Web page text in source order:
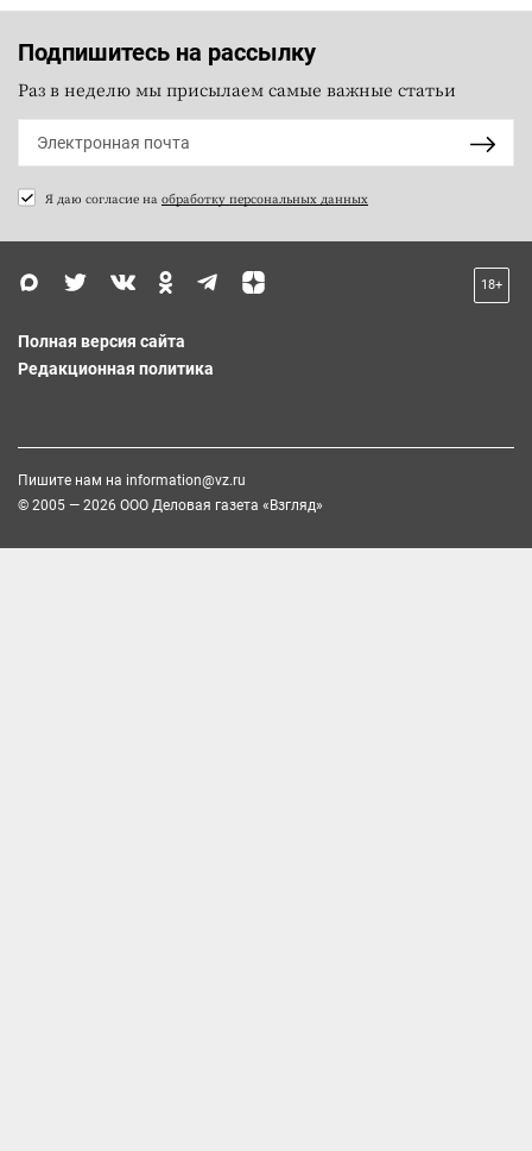
Подпишитесь на рассылку
Раз в неделю мы присылаем самые важные статьи
Я даю согласие на обработку персональных данных
18+
Полная версия сайта
Редакционная политика
Пишите нам на information@vz.ru
© 2005 — 2026 ООО Деловая газета «Взгляд»